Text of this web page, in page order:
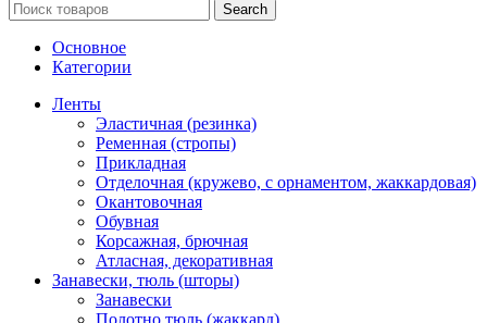
Search
Основное
Категории
Ленты
Эластичная (резинка)
Ременная (стропы)
Прикладная
Отделочная (кружево, с орнаментом, жаккардовая)
Окантовочная
Обувная
Корсажная, брючная
Атласная, декоративная
Занавески, тюль (шторы)
Занавески